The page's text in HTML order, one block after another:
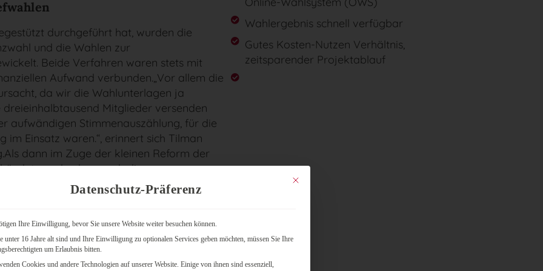
durchgeführt hat, wurden die
und die Wahlen zur
Beide Verfahren waren stets mit
Aufwand verbunden.„Vor allem die
da wir die Wahlunterlagen ja
Mitglieder versenden
aufwändigen Stimmenauszählung, für die
Einsatz waren.“, erinnert sich Tilman
dann im Zuge der kleinen Reform der
wurde, dass auch die
als Brief- oder als Online-Wahl
relativ leicht: Zukünftig sollten alle
– auch wenn unter den Mitgliedern
Wahlverfahren vorhanden war.
Wahlergebnis schnell verfügbar
Gutes Kosten-Nutzen Verhältnis,
zeitsparender Projektablauf
Mit diesem Button wird der Dialog geschlossen. Seine Funktionalität ist identisch mit
Datenschutz-Präferenz
Ihre Einwilligung, bevor Sie unsere Website weiter besuchen können.
unter 16 Jahre alt sind und Ihre Einwilligung zu optionalen Services geben möchten, müssen Sie Ihre
um Erlaubnis bitten.
Cookies und andere Technologien auf unserer Website. Einige von ihnen sind essenziell,